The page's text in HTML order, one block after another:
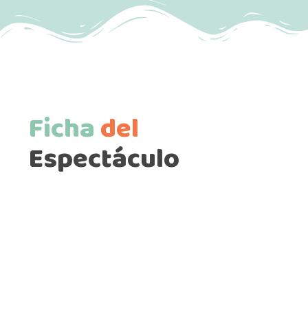
Fichadel
Espectáculo